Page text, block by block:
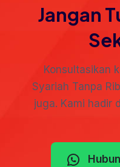
Jangan
Konsultasikan
Syariah Tanpa
juga. Kami hadir